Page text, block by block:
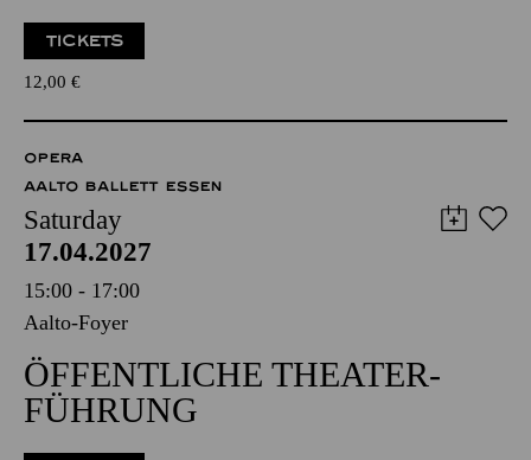
TICKETS
12,00 €
OPERA
AALTO BALLETT ESSEN
Saturday
17.04.2027
15:00 - 17:00
Aalto-Foyer
ÖFFENTLICHE THEATER­
FÜHRUNG